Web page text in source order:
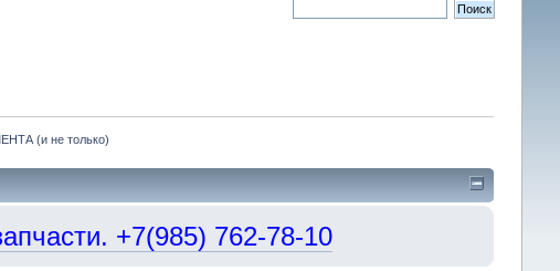
(и не только)
+7(985) 762-78-10